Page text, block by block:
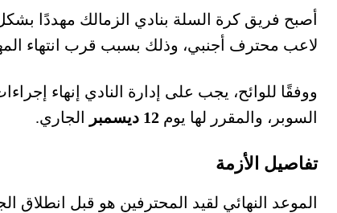
أصبح فريق كرة السلة بنادي الزمالك مهددًا
لاعب محترف أجنبي، وذلك بسبب قرب انتهاء
ووفقًا للوائح، يجب على إدارة النادي إنهاء
السوبر، والمقرر لها يوم 12 ديسمبر الجاري.
تفاصيل الأزمة
الموعد النهائي لقيد المحترفين هو قبل انطلاق